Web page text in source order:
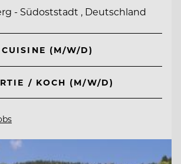
- Südoststadt , Deutschland
(M/W/D)
/ KOCH (M/W/D)